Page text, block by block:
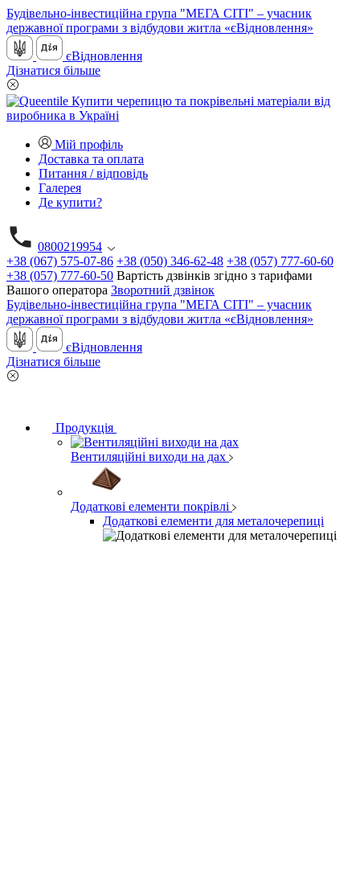
Будівельно-інвестиційна група "МЕГА СІТІ" – учасник
державної програми з відбудови житла «єВідновлення»
єВідновлення
Дізнатися більше
Мій профіль
Доставка та оплата
Питання / відповідь
Галерея
Де купити?
0800219954
+38 (067) 575-07-86 +38 (050) 346-62-48 +38 (057) 777-60-60
+38 (057) 777-60-50 Вартість дзвінків згідно з тарифами
Вашого оператора Зворотний дзвінок
Будівельно-інвестиційна група "МЕГА СІТІ" – учасник
державної програми з відбудови житла «єВідновлення»
єВідновлення
Дізнатися більше
Продукція
Вентиляційні виходи на дах
Додаткові елементи покрівлі
Додаткові елементи для металочерепиці